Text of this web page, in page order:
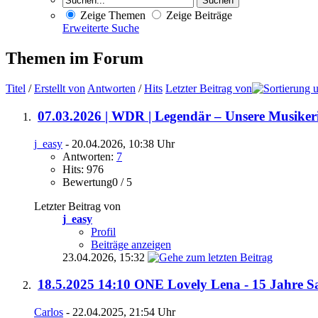
Zeige Themen
Zeige Beiträge
Erweiterte Suche
Themen im Forum
Titel /Erstellt von Antworten /Hits Letzter Beitrag von
07.03.2026 | WDR | Legendär – Unsere
j_easy - 20.04.2026, 10:38 Uhr
Antworten: 7
Hits: 976
Bewertung0 / 5
Letzter Beitrag von
j_easy
Profil
Beiträge anzeigen
23.04.2026, 15:32
18.5.2025 14:10 ONE Lovely Lena - 15 Jahre
Carlos - 22.04.2025, 21:54 Uhr